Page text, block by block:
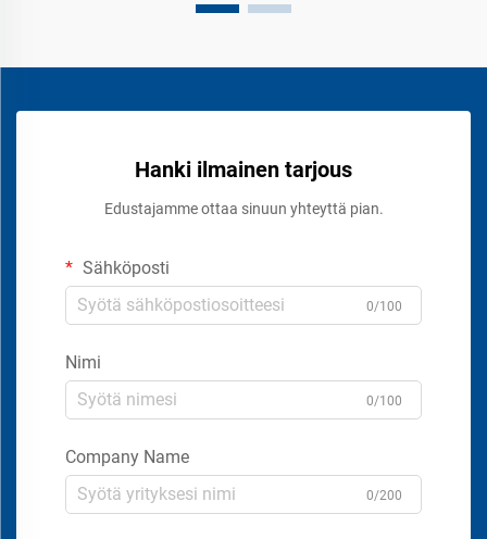
Hanki ilmainen tarjous
Edustajamme ottaa sinuun yhteyttä pian.
Sähköposti
0/100
Nimi
0/100
Company Name
0/200